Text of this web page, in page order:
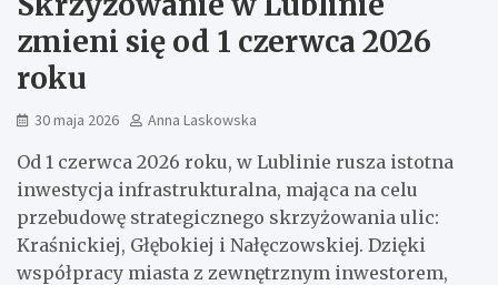
zmieni się od 1 czerwca 2026
roku
30 maja 2026 Anna Laskowska
Od 1 czerwca 2026 roku, w Lublinie rusza istotna
inwestycja infrastrukturalna, mająca na celu
przebudowę strategicznego skrzyżowania ulic:
Kraśnickiej, Głębokiej i Nałęczowskiej. Dzięki
współpracy miasta z zewnętrznym inwestorem,